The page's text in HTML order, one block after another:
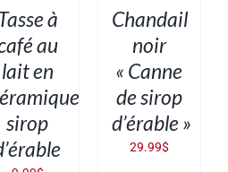
à
au
lait en
sirop
PRODUIT
PLUSIEURS
VARIATIONS.
OPTIONS
PEUVENT
ÊTRE
CHOISIES
DÉTAILS
Chandail
noir
« Canne
de sirop
d’érable »
29.99$